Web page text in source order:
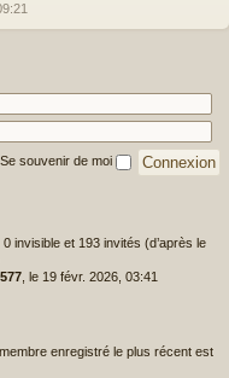
Se souvenir de moi
invisible et 193 invités (d’après le
, le 19 févr. 2026, 03:41
enregistré le plus récent est